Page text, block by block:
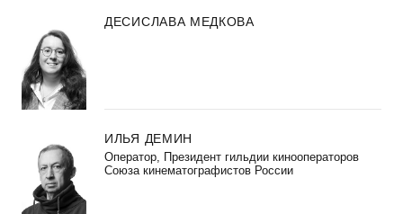
ДЕСИСЛАВА МЕДКОВА
ИЛЬЯ ДЕМИН
Оператор, Президент гильдии кинооператоров
Союза кинематографистов России